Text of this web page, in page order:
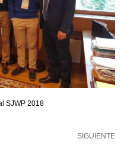
SJWP 2018
SIGUIENTE